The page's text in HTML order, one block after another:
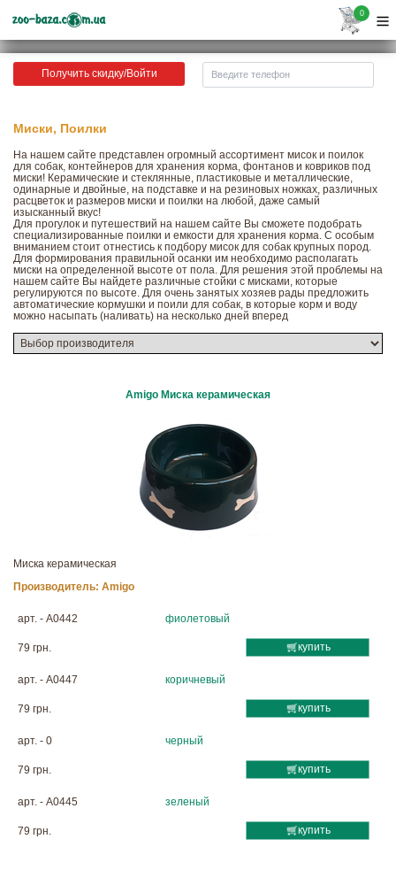
0
Получить скидку/Войти
Миски, Поилки
На нашем сайте представлен огромный ассортимент мисок и поилок
для собак, контейнеров для хранения корма, фонтанов и ковриков под
миски! Керамические и стеклянные, пластиковые и металлические,
одинарные и двойные, на подставке и на резиновых ножках, различных
расцветок и размеров миски и поилки на любой, даже самый
изысканный вкус!
Для прогулок и путешествий на нашем сайте Вы сможете подобрать
специализированные поилки и емкости для хранения корма. С особым
вниманием стоит отнестись к подбору мисок для собак крупных пород.
Для формирования правильной осанки им необходимо располагать
миски на определенной высоте от пола. Для решения этой проблемы на
нашем сайте Вы найдете различные стойки с мисками, которые
регулируются по высоте. Для очень занятых хозяев рады предложить
автоматические кормушки и поили для собак, в которые корм и воду
можно насыпать (наливать) на несколько дней вперед
Amigo Миска керамическая
Миска керамическая
Производитель: Amigo
арт. - A0442 фиолетовый
79 грн. купить
арт. - A0447 коричневый
79 грн. купить
арт. - 0 черный
79 грн. купить
арт. - A0445 зеленый
79 грн. купить